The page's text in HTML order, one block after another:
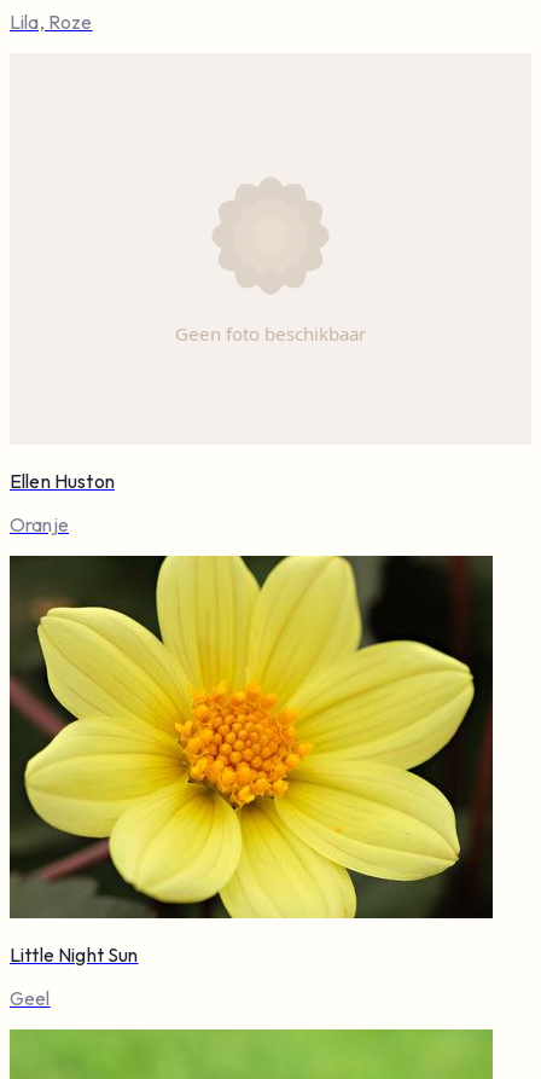
Lila, Roze
Ellen Huston
Oranje
Little Night Sun
Geel